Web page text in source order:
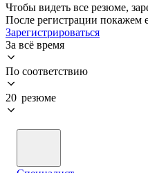
Чтобы видеть все резюме,
После регистрации покажем
Зарегистрироваться
За всё время
По соответствию
20 резюме